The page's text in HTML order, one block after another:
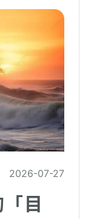
2026-07-27
目